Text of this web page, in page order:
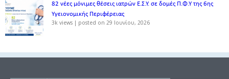
82 νέες μόνιμες θέσεις ιατρών Ε.Σ.Υ. σε δομές Π.Φ.Υ της 6ης
Υγειονομικής Περιφέρειας
3k views | posted on 29 Ιουνίου, 2026